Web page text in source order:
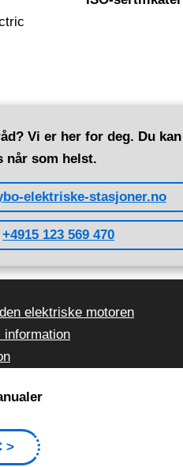
Vi er her for deg. Du kan
når som helst.
elektriske-stasjoner.no
+4915 123 569 470
elektriske motoren
information